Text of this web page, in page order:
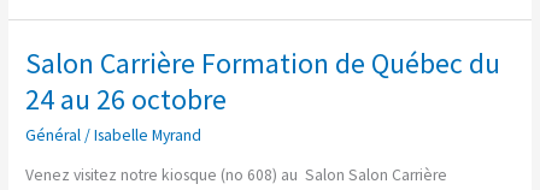
Salon Carrière Formation de Québec du
24 au 26 octobre
Général/Isabelle Myrand
Venez visitez notre kiosque (no 608) au Salon Salon Carrière
Salon
Formation
de